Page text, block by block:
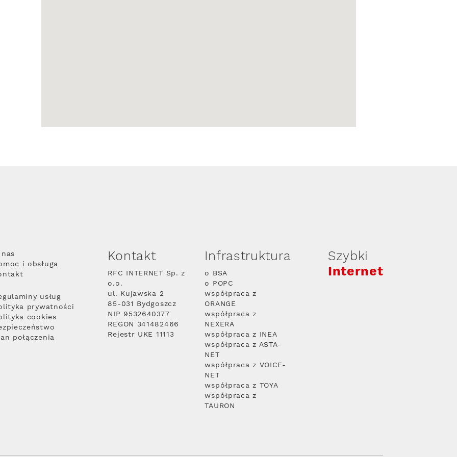
i obsługa
usług
prywatności
cookies
połączenia
Kontakt
RFC INTERNET Sp. z
o.o.
ul. Kujawska 2
85-031 Bydgoszcz
NIP 9532640377
REGON 341482466
Rejestr UKE 11113
Infrastruktura
o BSA
o POPC
współpraca z
ORANGE
współpraca z
NEXERA
współpraca z INEA
współpraca z ASTA-
NET
współpraca z VOICE-
NET
współpraca z TOYA
współpraca z
TAURON
Szybki
Internet